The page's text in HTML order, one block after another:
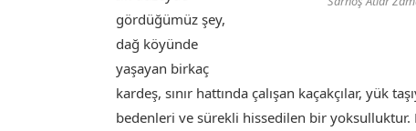
gördüğümüz şey,
dağ köyünde
yaşayan birkaç
kardeş, sınır hattında çalışan kaçakçılar, yük
bedenleri ve sürekli hissedilen bir